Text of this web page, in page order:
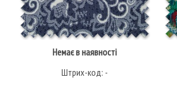
Немає в наявності
Штрих-код: -